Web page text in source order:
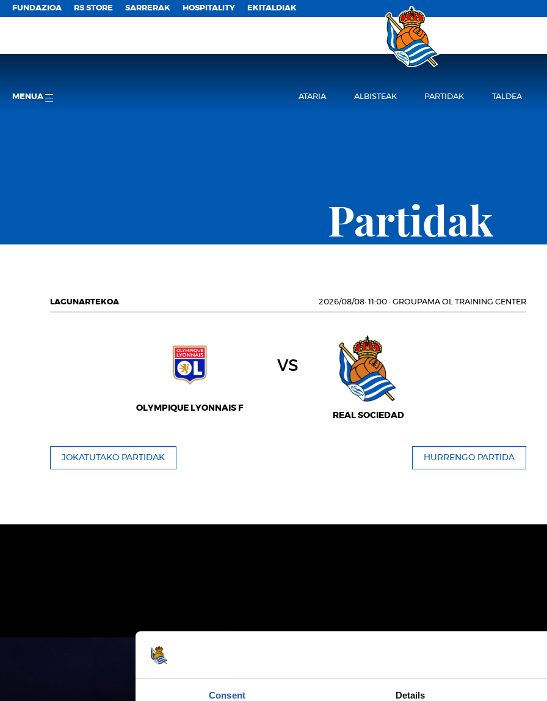
Consent Details
FUNDAZIOA RS STORE SARRERAK HOSPITALITY EKITALDIAK
MENUA ATARIA ALBISTEAK PARTIDAK TALDEA
Partidak
LAGUNARTEKOA 2026/08/08· 11:00 · GROUPAMA OL TRAINING CENTER
OLYMPIQUE LYONNAIS F
vs
REAL SOCIEDAD
JOKATUTAKO PARTIDAK HURRENGO PARTIDA